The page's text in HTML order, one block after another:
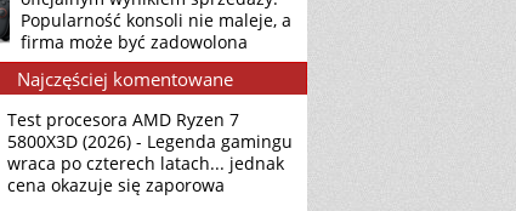
Popularność konsoli nie maleje, a
firma może być zadowolona
Najczęściej komentowane
Test procesora AMD Ryzen 7
5800X3D (2026) - Legenda gamingu
wraca po czterech latach... jednak
cena okazuje się zaporowa